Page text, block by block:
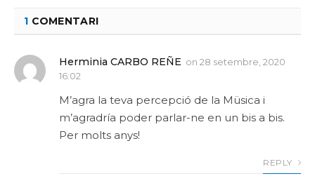
1 COMENTARI
Herminia CARBO REÑE on 28 setembre, 2020
16:02
M’agra la teva percepció de la Müsica i
m’agradría poder parlar-ne en un bis a bis.
Per molts anys!
REPLY